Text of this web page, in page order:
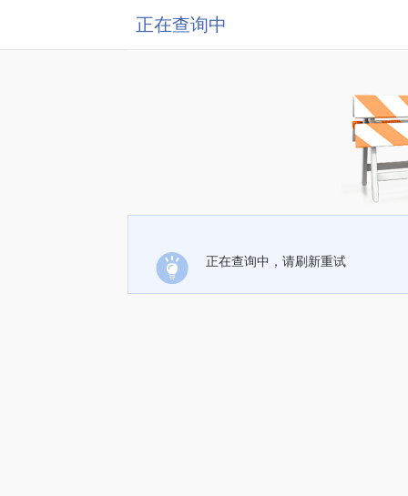
正在查询中
正在查询中，请刷新重试